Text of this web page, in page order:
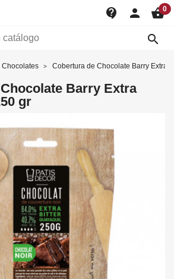
contact_support person shopping_basket0

Chocolates Cobertura de Chocolate Barry Extra
Barry Extra
gr